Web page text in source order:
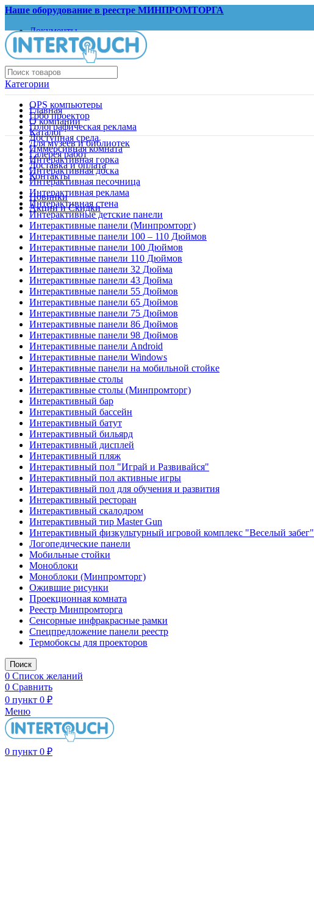
Наше оборудование в реестре МИНПРОМТОРГА
Документы
Запрос КП
Категории
OPS компьютеры
Гобо проектор
Голографическая реклама
Доступная среда
Иммерсивная комната
Интерактивная горка
Интерактивная доска
Интерактивная песочница
Интерактивная реклама
Интерактивная стена
Интерактивные детские панели
Интерактивные панели (Минпромторг)
Интерактивные панели 100 – 110 Дюймов
Интерактивные панели 100 Дюймов
Интерактивные панели 110 Дюймов
Интерактивные панели 32 Дюйма
Интерактивные панели 43 Дюйма
Интерактивные панели 55 Дюймов
Интерактивные панели 65 Дюймов
Интерактивные панели 75 Дюймов
Интерактивные панели 86 Дюймов
Интерактивные панели 98 Дюймов
Интерактивные панели Android
Интерактивные панели Windows
Интерактивные панели на мобильной стойке
Интерактивные столы
Интерактивные столы (Минпромторг)
Интерактивный бар
Интерактивный бассейн
Интерактивный батут
Интерактивный бильярд
Интерактивный дисплей
Интерактивный пляж
Интерактивный пол "Играй и Развивайся"
Интерактивный пол активные игры
Интерактивный пол для обучения и развития
Интерактивный ресторан
Интерактивный скалодром
Интерактивный тир Master Gun
Интерактивный физкультурный игровой комплекс "Веселый забег"
Логопедические панели
Мобильные стойки
Моноблоки
Моноблоки (Минпромторг)
Ожившие рисунки
Проекционная комната
Реестр Минпромторга
Сенсорные инфракрасные рамки
Спецпредложение панели реестр
Термобоксы для проекторов
Поиск
0 Список желаний
0 Сравнить
0 пункт 0 ₽
Меню
0 пункт 0 ₽
Главная
О компании
Каталог
Для музеев и библиотек
Галерея работ
Доставка и оплата
Контакты
Новинки
Акции и Скидки